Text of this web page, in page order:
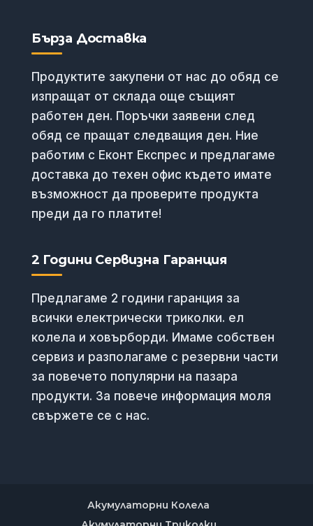
Бърза Доставка
Продуктите закупени от нас до обяд се
изпращат от склада още същият
работен ден. Поръчки заявени след
обяд се пращат следващия ден. Ние
работим с Еконт Експрес и предлагаме
доставка до техен офис където имате
възможност да проверите продукта
преди да го платите!
2 Години Сервизна Гаранция
Предлагаме 2 години гаранция за
всички електрически триколки. ел
колела и ховърборди. Имаме собствен
сервиз и разполагаме с резервни части
за повечето популярни на пазара
продукти. За повече информация моля
свържете се с нас.
Акумулаторни Колела